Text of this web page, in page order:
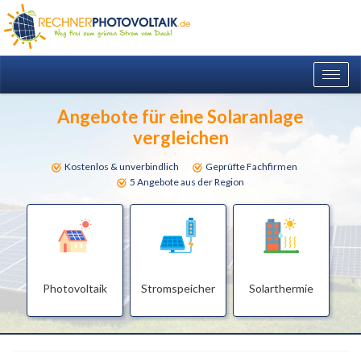
Angebote für eine Solaranlage
vergleichen
Kostenlos & unverbindlich
Geprüfte Fachfirmen
5 Angebote aus der Region
Photovoltaik Stromspeicher Solarthermie